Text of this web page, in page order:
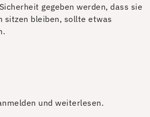
gegeben werden, dass sie
sitzen bleiben, sollte etwas
und weiterlesen.